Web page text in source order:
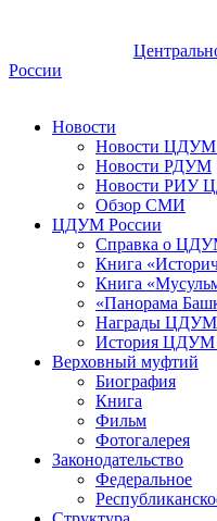
России
Новости
Новости ЦДУМ
Новости РДУМ
Новости РИУ
Обзор СМИ
ЦДУМ России
Справка о
Книга
Книга
«Панорама
Награды ЦДУМ
История ЦДУМ
Верховный муфтий
Биография
Книга
Фильм
Фотогалерея
Законодательство
Федеральное